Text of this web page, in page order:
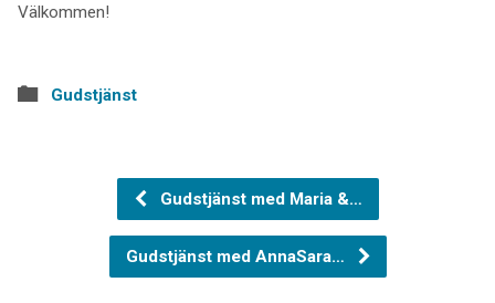
Välkommen!
Gudstjänst
Gudstjänst med Maria &…
Gudstjänst med AnnaSara…